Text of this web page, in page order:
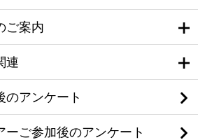
ご案内
連
のアンケート
ーご参加後のアンケート